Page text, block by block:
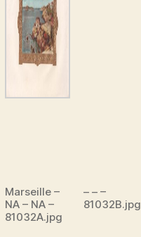
Marseille –
NA – NA –
81032A.jpg
– – –
81032B.jpg